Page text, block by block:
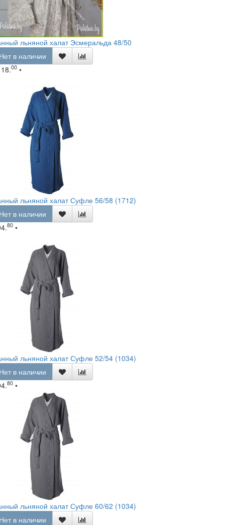
льняной халат Эсмеральда 48/50
в наличии
00 •
льняной халат Суфле 56/58 (1712)
в наличии
80 •
льняной халат Суфле 52/54 (1034)
в наличии
80 •
льняной халат Суфле 60/62 (1034)
в наличии